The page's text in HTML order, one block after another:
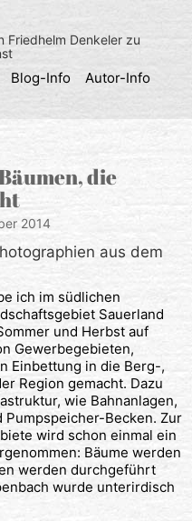
Friedhelm Denkeler zu
Blog-Info
Autor-Info
die
2014
aus dem
ich im südlichen
Sauerland
und Herbst auf
Gewerbegebieten,
Einbettung in die Berg-,
Region gemacht. Dazu
wie Bahnanlagen,
Pumpspeicher-Becken. Zur
wird schon einmal ein
Bäume werden
werden durchgeführt
wurde unterirdisch